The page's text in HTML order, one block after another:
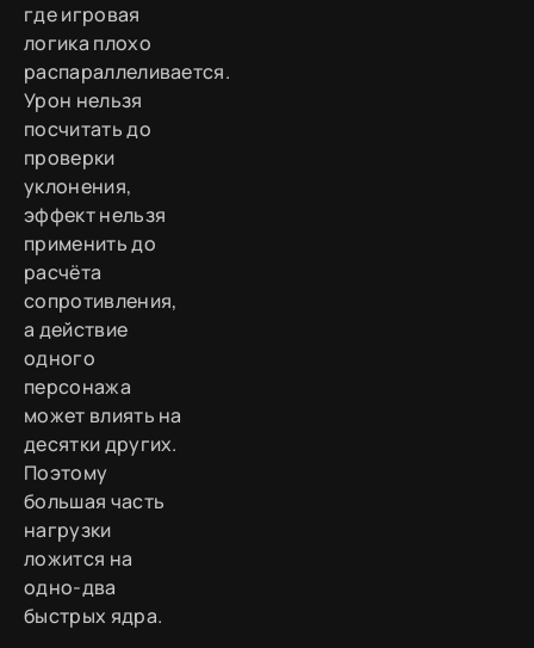
где игровая
логика плохо
распараллеливается.
Урон нельзя
посчитать до
проверки
уклонения,
эффект нельзя
применить до
расчёта
сопротивления,
а действие
одного
персонажа
может влиять на
десятки других.
Поэтому
большая часть
нагрузки
ложится на
одно-два
быстрых ядра.